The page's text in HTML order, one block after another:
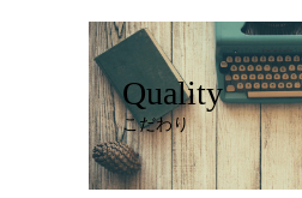
Quality
こだわり